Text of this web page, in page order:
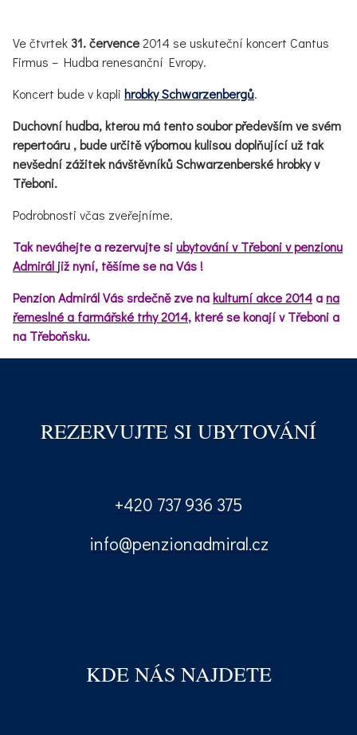
Ve čtvrtek 31. července2014 se uskuteční koncert Cantus
Firmus – Hudba renesanční Evropy.
Koncert bude v kapli hrobky Schwarzenbergů.
Duchovní hudba, kterou má tento soubor především ve svém
repertoáru , bude určitě výbornou kulisou doplňující už tak
nevšední zážitek návštěvníků Schwarzenberské hrobky v
Třeboni.
Podrobnosti včas zveřejníme.
Tak neváhejte a rezervujte siubytování v Třeboni v penzionu
Admirál již nyní, těšíme se na Vás !
Penzion Admirál Vás srdečně zve nakulturní akce 2014ana
řemeslné a farmářské trhy 2014, které se konají v Třeboni a
na Třeboňsku.
REZERVUJTE SI UBYTOVÁNÍ
+420 737 936 375
info@penzionadmiral.cz
KDE NÁS NAJDETE